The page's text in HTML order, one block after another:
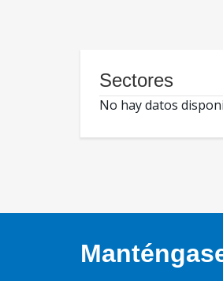
Sectores
No hay datos